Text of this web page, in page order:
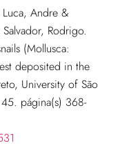
Andre &
Rodrigo.
(Mollusca:
deposited in the
University of São
página(s) 368-